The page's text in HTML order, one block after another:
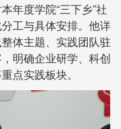
年度学院“三下乡”社
工与具体安排。他详
体主题、实践团队驻
明确企业研学、科创
点实践板块。